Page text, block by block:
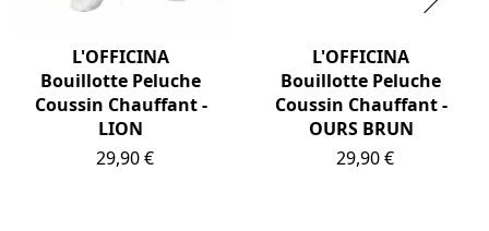
L'OFFICINA
Bouillotte Peluche
Coussin Chauffant -
LION
Prix
29,90 €
L'OFFICINA
Bouillotte Peluche
Coussin Chauffant -
OURS BRUN
Prix
29,90 €